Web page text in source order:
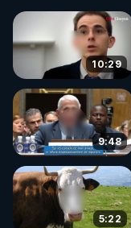
10:29
9:48
5:22